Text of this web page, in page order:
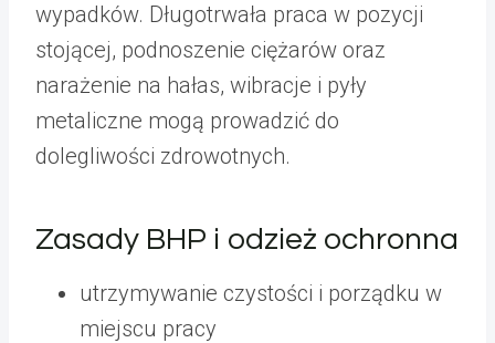
wypadków. Długotrwała praca w pozycji
stojącej, podnoszenie ciężarów oraz
narażenie na hałas, wibracje i pyły
metaliczne mogą prowadzić do
dolegliwości zdrowotnych.
Zasady BHP i odzież ochronna
utrzymywanie czystości i porządku w
miejscu pracy